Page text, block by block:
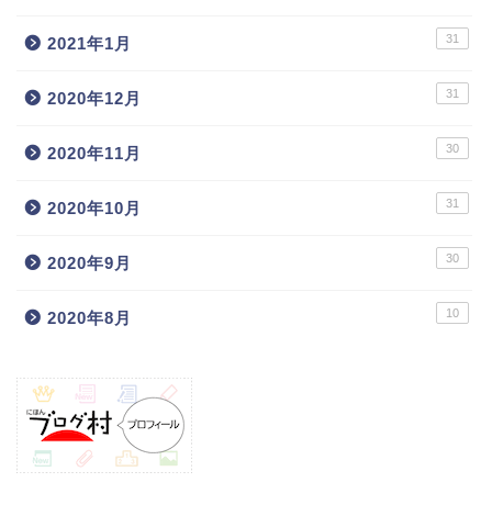
2021年1月 31
2020年12月 31
2020年11月 30
2020年10月 31
2020年9月 30
2020年8月 10